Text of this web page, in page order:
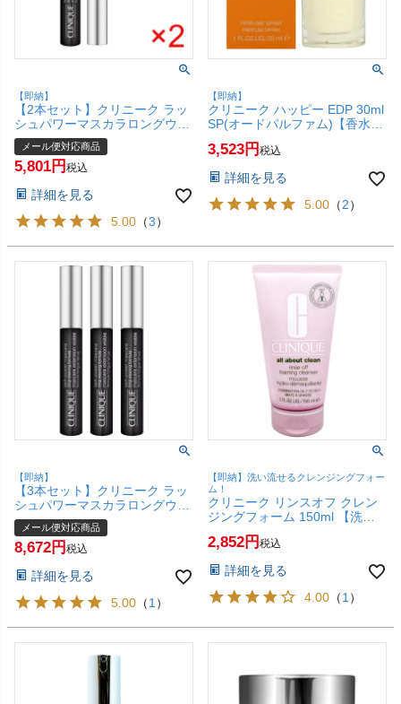
【即納】
【2本セット】クリニーク ラッ
シュパワーマスカラロングウェ
アリングフォーミュラ 6ml 01
ブラックオニキス【メール便対
応商品】【SBT】(6001699-
メール便対応商品
5,801 税込
詳細を見る
5.00 （3）
【即納】
クリニーク ハッピー EDP 30ml
SP(オードパルファム)【香水】
【SBT】 (6010989)
3,523 税込
詳細を見る
5.00 （2）
【即納】
【3本セット】クリニーク ラッ
シュパワーマスカラロングウェ
アリングフォーミュラ #01ブラ
ックオニキス×3本【メール便対
応商品】【SBT】(6001699-
メール便対応商品
8,672 税込
詳細を見る
5.00 （1）
【即納】洗い流せるクレンジングフォー
ム！
クリニーク リンスオフ クレン
ジングフォーム 150ml 【洗い
流せるクレンジングフォーム】
【SBT】
2,852 税込
詳細を見る
4.00 （1）